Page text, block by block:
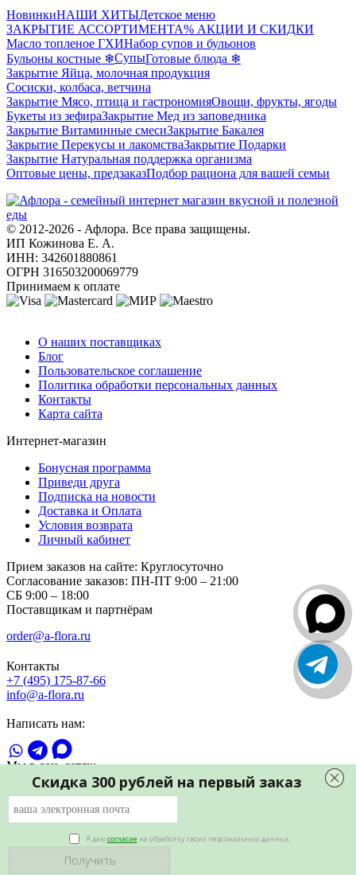
Скидка 300 рублей на первый заказ
Я даюсогласие на обработку своих персональных данных.
НовинкиНАШИ ХИТЫДетское меню
ЗАКРЫТИЕ АССОРТИМЕНТА% АКЦИИ И СКИДКИ
Масло топленое ГХИНабор супов и бульонов
Бульоны костные ❄СупыГотовые блюда ❄
Закрытие Яйца, молочная продукция
Сосиски, колбаса, ветчина
Закрытие Мясо, птица и гастрономияОвощи, фрукты, ягоды
Букеты из зефираЗакрытие Мед из заповедника
Закрытие Витаминные смесиЗакрытие Бакалея
Закрытие Перекусы и лакомстваЗакрытие Подарки
Закрытие Натуральная поддержка организма
Оптовые цены, предзаказПодбор рациона для вашей семьи
© 2012-2026 - Афлора. Все права защищены.
ИП Кожинова Е. А.
ИНН: 342601880861
ОГРН 316503200069779
Принимаем к оплате
О наших поставщиках
Блог
Пользовательское соглашение
Политика обработки персональных данных
Контакты
Карта сайта
Интернет-магазин
Бонусная программа
Приведи друга
Подписка на новости
Доставка и Оплата
Условия возврата
Личный кабинет
Прием заказов на сайте: Круглосуточно
Согласование заказов: ПН-ПТ 9:00 – 21:00
СБ 9:00 – 18:00
Поставщикам и партнёрам
order@a-flora.ru
Контакты
+7 (495) 175-87-66
info@a-flora.ru
Написать нам:
Мы в соц. сетях: